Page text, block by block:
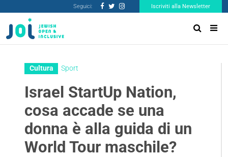
Seguici: Iscriviti alla Newsletter
Cultura Sport
Israel StartUp Nation,
cosa accade se una
donna è alla guida di un
World Tour maschile?